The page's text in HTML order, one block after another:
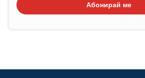
Абонирай ме